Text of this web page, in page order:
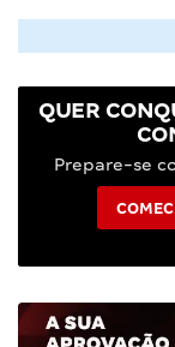
QUER
Prepare-se